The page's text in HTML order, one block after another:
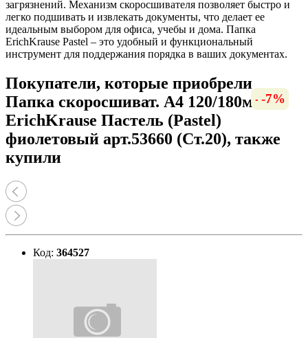
загрязнений. Механизм скоросшивателя позволяет быстро и
легко подшивать и извлекать документы, что делает ее
идеальным выбором для офиса, учебы и дома. Папка
ErichKrause Pastel – это удобный и функциональный
инструмент для поддержания порядка в ваших документах.
Покупатели, которые приобрели
Папка скоросшиват. А4 120/180мкм
ErichKrause Пастель (Pastel)
фиолетовый арт.53660 (Ст.20), также
купили
-12%
Код: 364527
-12%
-8%
-8%
-9%
-11%
-11%
-6%
-6%
-9%
-10%
-6%
-11%
-8%
-8%
-7%